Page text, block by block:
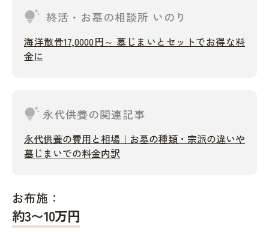
tips_and_updates 終活・お墓の相談所 いのり
海洋散骨17,0000円～ 墓じまいとセットでお得な料
金に
tips_and_updates 永代供養の関連記事
永代供養の費用と相場｜お墓の種類・宗派の違いや
墓じまいでの料金内訳
お布施：
約3〜10万円